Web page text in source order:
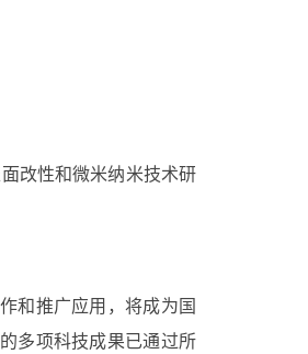
改性和微米纳米技术研
和推广应用，将成为国
多项科技成果已通过所